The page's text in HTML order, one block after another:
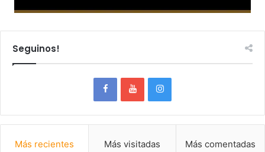
Seguinos!
Más recientes Más visitadas Más comentadas